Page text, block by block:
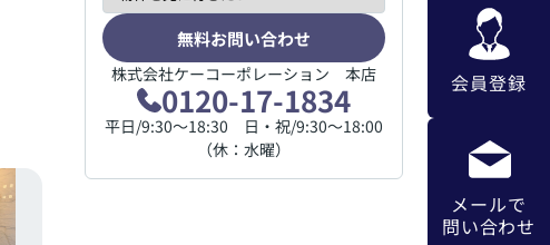
会員登録
メールで
問い合わせ
無料お問い合わせ
株式会社ケーコーポレーション 本店
0120-17-1834
平日/9:30～18:30 日・祝/9:30～18:00
（休：水曜）